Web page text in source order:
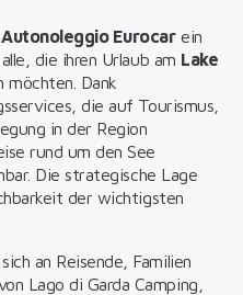
Autonoleggio Eurocarein
die ihren Urlaub am Lake
Dank
die auf Tourismus,
in der Region
rund um den See
Die strategische Lage
der wichtigsten
an Reisende, Familien
Lago di Garda Camping,